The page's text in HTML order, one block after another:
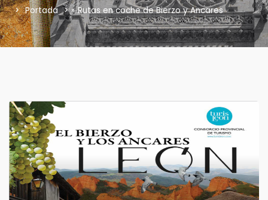
Portada » Rutas en coche de Bierzo y Ancares